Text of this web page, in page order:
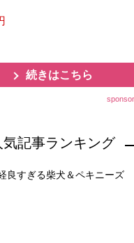
続きはこちら
気記事ランキング
良すぎる柴犬＆ペキニーズ